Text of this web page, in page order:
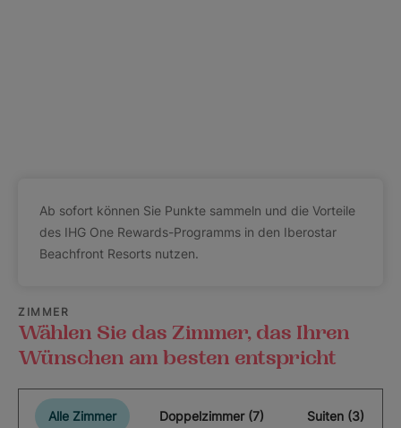
Ab sofort können Sie Punkte sammeln und die Vorteile
des IHG One Rewards-Programms in den Iberostar
Beachfront Resorts nutzen.
ZIMMER
Wählen Sie das Zimmer, das Ihren
Wünschen am besten entspricht
Alle Zimmer Doppelzimmer (7) Suiten (3)